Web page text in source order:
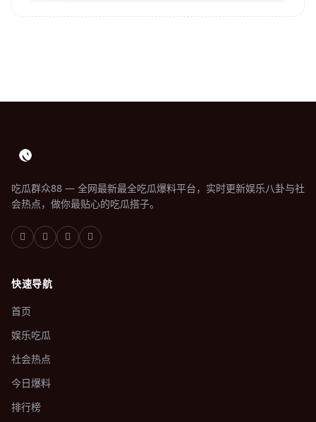
吃瓜群众88 — 全网最新最全吃瓜爆料平台，实时更新娱乐八卦与社
会热点，做你最贴心的吃瓜搭子。
快速导航
首页
娱乐吃瓜
社会热点
今日爆料
排行榜